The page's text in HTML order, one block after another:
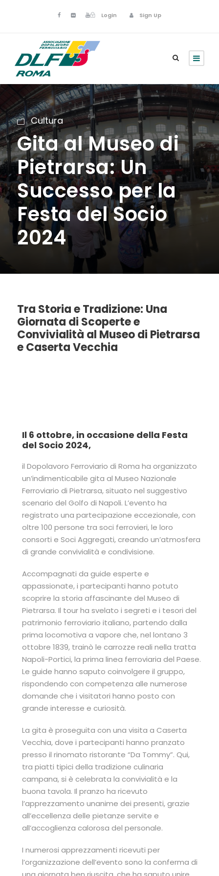
Login Sign Up
Cultura
Gita al Museo di
Pietrarsa: Un
Successo per la
Festa del Socio
2024
Tra Storia e Tradizione: Una
Giornata di Scoperte e
Convivialità al Museo di Pietrarsa
e Caserta Vecchia
Il 6 ottobre, in occasione della Festa
del Socio 2024,
il Dopolavoro Ferroviario di Roma ha organizzato
un’indimenticabile gita al Museo Nazionale
Ferroviario di Pietrarsa, situato nel suggestivo
scenario del Golfo di Napoli. L’evento ha
registrato una partecipazione eccezionale, con
oltre 100 persone tra soci ferrovieri, le loro
consorti e Soci Aggregati, creando un’atmosfera
di grande convivialità e condivisione.
Accompagnati da guide esperte e
appassionate, i partecipanti hanno potuto
scoprire la storia affascinante del Museo di
Pietrarsa. Il tour ha svelato i segreti e i tesori del
patrimonio ferroviario italiano, partendo dalla
prima locomotiva a vapore che, nel lontano 3
ottobre 1839, trainò le carrozze reali nella tratta
Napoli-Portici, la prima linea ferroviaria del Paese.
Le guide hanno saputo coinvolgere il gruppo,
rispondendo con competenza alle numerose
domande che i visitatori hanno posto con
grande interesse e curiosità.
La gita è proseguita con una visita a Caserta
Vecchia, dove i partecipanti hanno pranzato
presso il rinomato ristorante “Da Tommy”. Qui,
tra piatti tipici della tradizione culinaria
campana, si è celebrata la convivialità e la
buona tavola. Il pranzo ha ricevuto
l’apprezzamento unanime dei presenti, grazie
all’eccellenza delle pietanze servite e
all’accoglienza calorosa del personale.
I numerosi apprezzamenti ricevuti per
l’organizzazione dell’evento sono la conferma di